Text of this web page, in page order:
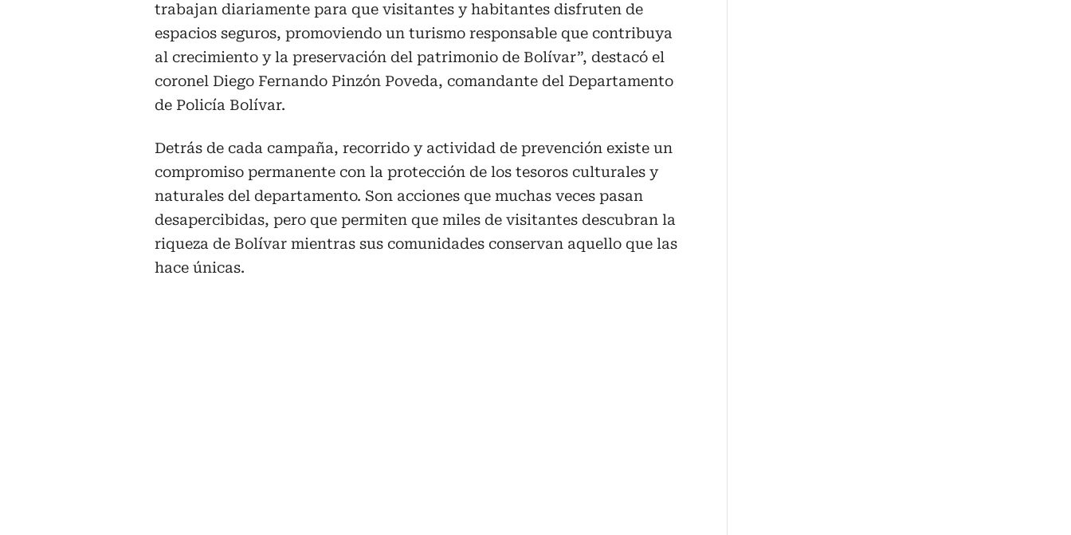
trabajan diariamente para que visitantes y habitantes disfruten de
espacios seguros, promoviendo un turismo responsable que contribuya
al crecimiento y la preservación del patrimonio de Bolívar”, destacó el
coronel Diego Fernando Pinzón Poveda, comandante del Departamento
de Policía Bolívar.
Detrás de cada campaña, recorrido y actividad de prevención existe un
compromiso permanente con la protección de los tesoros culturales y
naturales del departamento. Son acciones que muchas veces pasan
desapercibidas, pero que permiten que miles de visitantes descubran la
riqueza de Bolívar mientras sus comunidades conservan aquello que las
hace únicas.